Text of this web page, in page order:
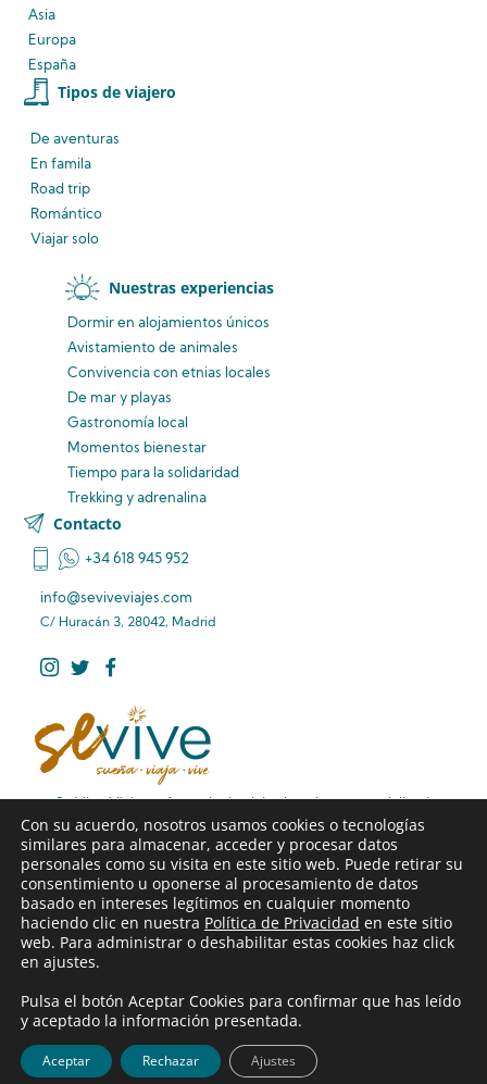
Asia
Europa
España
Tipos de viajero
De aventuras
En famila
Road trip
Romántico
Viajar solo
Nuestras experiencias
Dormir en alojamientos únicos
Avistamientode animales
Convivenciacon etnias locales
De mar y playas
Gastronomía local
Momentos bienestar
Tiempo para la solidaridad
Trekking y adrenalina
Contacto
+34 618 945 952
info@seviveviajes.com
C/ Huracán 3, 28042, Madrid
Se Vive Viajes – Agencia de viajes boutique especializada
en rutas de viaje diferentes, viajes familiares premium y
viajes de larga distancia sin preocupaciones.
Web diseñada por Alcandora Publicidad
Aviso legal
Política de Cookies
Política de Privacidad
© Sevive Sueña Viaja Vive CICMA 4131
Con su acuerdo, nosotros usamos cookies o tecnologías
similares para almacenar, acceder y procesar datos
personales como su visita en este sitio web. Puede retirar su
consentimiento u oponerse al procesamiento de datos
basado en intereses legítimos en cualquier momento
haciendo clic en nuestra Política de Privacidad en este sitio
web. Para administrar o deshabilitar estas cookies haz click
en ajustes.
Pulsa el botón Aceptar Cookies para confirmar que has leído
y aceptado la información presentada.
Aceptar Rechazar Ajustes